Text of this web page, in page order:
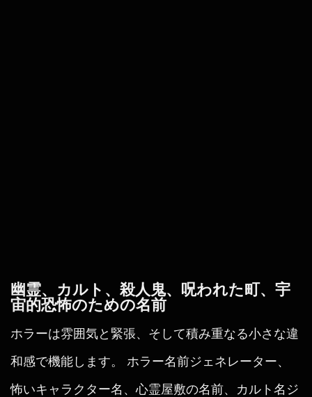
幽霊、カルト、殺人鬼、呪われた町、宇
宙的恐怖のための名前
ホラーは雰囲気と緊張、そして積み重なる小さな違
和感で機能します。 ホラー名前ジェネレーター、
怖いキャラクター名、心霊屋敷の名前、カルト名ジ